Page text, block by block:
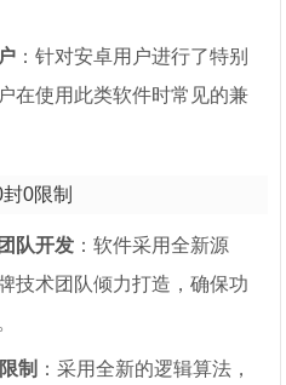
：针对安卓用户进行了特别
在使用此类软件时常见的兼
0限制
队开发 ：软件采用全新源
技术团队倾力打造，确保功
制 ：采用全新的逻辑算法，